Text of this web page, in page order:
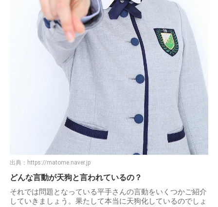
出典： https://matome.naver.jp
どんな言動が天狗と言われているの？
それでは問題となっている平手さんの言動をいくつかご紹介
していきましょう。果たして本当に天狗化しているのでしょ